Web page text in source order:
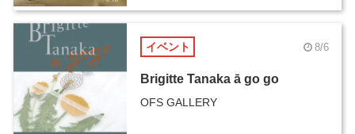
イベント 8/6
Brigitte Tanaka ā go go
OFS GALLERY